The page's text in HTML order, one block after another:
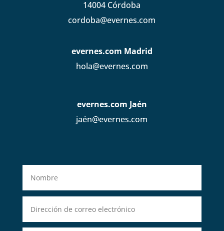
14004 Córdoba
cordoba@evernes.com
evernes.com Madrid
hola@evernes.com
evernes.com Jaén
jaén@evernes.com